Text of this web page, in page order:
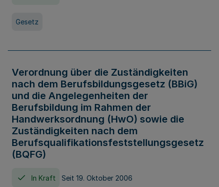
Gesetz
Verordnung über die Zuständigkeiten
nach dem Berufsbildungsgesetz (BBiG)
und die Angelegenheiten der
Berufsbildung im Rahmen der
Handwerksordnung (HwO) sowie die
Zuständigkeiten nach dem
Berufsqualifikationsfeststellungsgesetz
(BQFG)
In Kraft Seit 19. Oktober 2006